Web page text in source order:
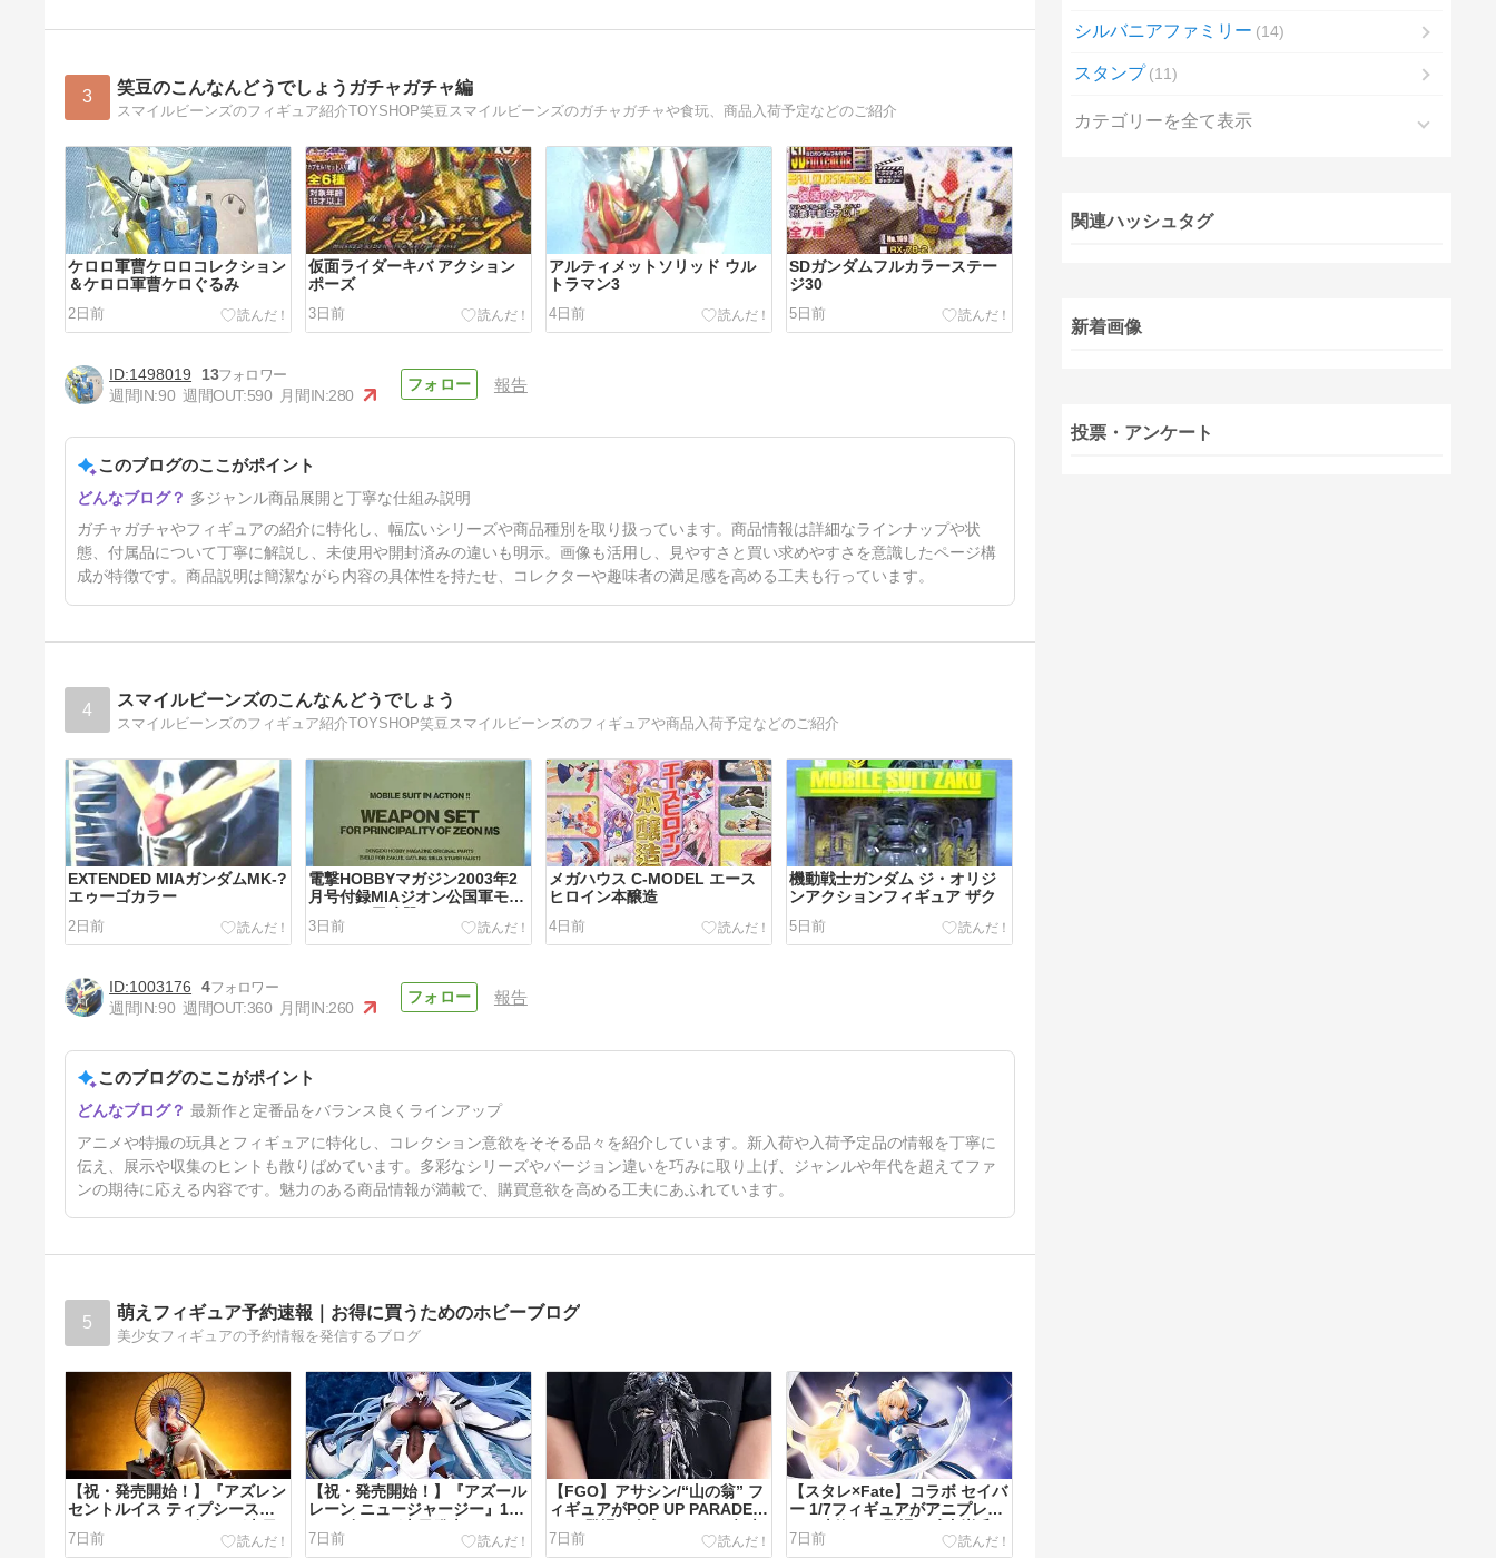
3 笑豆のこんなんどうでしょうガチャガチャ編
スマイルビーンズのフィギュア紹介TOYSHOP笑豆スマイルビーンズのガチャガチャや食玩、商品入荷予定などのご紹介
ケロロ軍曹ケロロコレクション
＆ケロロ軍曹ケロぐるみ
2日前
仮面ライダーキバ アクション
ポーズ
3日前
アルティメットソリッド ウル
トラマン3
4日前
SDガンダムフルカラーステー
ジ30
5日前
ガチャボックス機動戦士ガンダ
ムGSIGHT Ⅱ＆機動戦士ガン
～
6日前
1498019
13
週間IN:90 週間OUT:590 月間IN:280
報告
このブログのここがポイント
多ジャンル商品展開と丁寧な仕組み説明
ガチャガチャやフィギュアの紹介に特化し、幅広いシリーズや商品種別を取り扱っています。商品情報は詳細なラインナップや状
態、付属品について丁寧に解説し、未使用や開封済みの違いも明示。画像も活用し、見やすさと買い求めやすさを意識したページ構
成が特徴です。商品説明は簡潔ながら内容の具体性を持たせ、コレクターや趣味者の満足感を高める工夫も行っています。
4 スマイルビーンズのこんなんどうでしょう
スマイルビーンズのフィギュア紹介TOYSHOP笑豆スマイルビーンズのフィギュアや商品入荷予定などのご紹介
EXTENDED MIAガンダムMK-?
エゥーゴカラー
2日前
電撃HOBBYマガジン2003年2
月号付録MIAジオン公国軍モビ
3日前
メガハウス C-MODEL エース
ヒロイン本醸造
4日前
機動戦士ガンダム ジ・オリジ
ンアクションフィギュア ザク
5日前
機動戦士ガンダム ジ・オリジ
ンアクションフィギュア シャ
6日前
1003176
4
週間IN:90 週間OUT:360 月間IN:260
報告
このブログのここがポイント
最新作と定番品をバランス良くラインアップ
アニメや特撮の玩具とフィギュアに特化し、コレクション意欲をそそる品々を紹介しています。新入荷や入荷予定品の情報を丁寧に
伝え、展示や収集のヒントも散りばめています。多彩なシリーズやバージョン違いを巧みに取り上げ、ジャンルや年代を超えてファ
ンの期待に応える内容です。魅力のある商品情報が満載で、購買意欲を高める工夫にあふれています。
5 萌えフィギュア予約速報｜お得に買うためのホビーブログ
美少女フィギュアの予約情報を発信するブログ
【祝・発売開始！】『アズレン
セントルイス ティプシースノ
ー Ver.』1/7フィギュアが本日
発売！あみあみで送料無料＆即
7日前
【祝・発売開始！】『アズール
レーン ニュージャージー』1/7
フィギュアが本日発売！あみあ
み限定特典付きで即納スター
7日前
【FGO】アサシン/“山の翁” フ
ィギュアがPOP UP PARADE
SPで登場！全高330mmの超大
作があみあみ10%OFF＆送料無
7日前
【スタレ×Fate】コラボ セイバ
ー 1/7フィギュアがアニプレッ
クス上海から登場！武内崇氏イ
ラスト再現＆あみあみ10%OFF
7日前
シルバニアファミリー 14
スタンプ 11
カテゴリーを全て表示
関連ハッシュタグ
新着画像
投票・アンケート